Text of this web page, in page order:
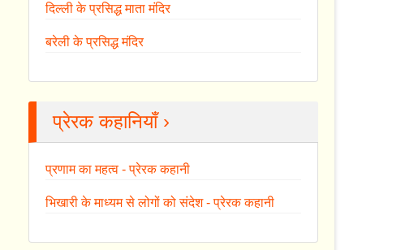
दिल्ली के प्रसिद्ध माता मंदिर
बरेली के प्रसिद्ध मंदिर
प्रेरक कहानियाँ ›
प्रणाम का महत्व - प्रेरक कहानी
भिखारी के माध्यम से लोगों को संदेश - प्रेरक कहानी